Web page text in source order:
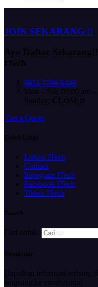
JOIN SEKARANG !!
Ayo Daftar Sekarang!!
ITech
0821 7706 6400
Mon – Sat: 08:00 am
Sunday: CLOSED
Get a Quote
Quick Links
Lokasi ITech
Contact
Instagram ITech
Facebook ITech
Tiktok ITech
Search
Cari untuk:
Newsletter
Dapatkan informasi terbaru,
langsung ke email Anda!